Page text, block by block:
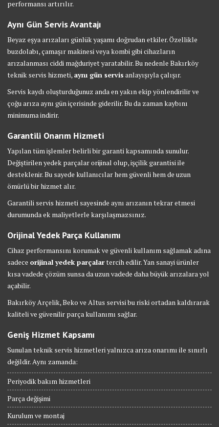
performansı artırılır.
Aynı Gün Servis Avantajı
Beyaz eşya arızaları günlük yaşamı doğrudan etkiler. Özellikle
buzdolabı, çamaşır makinesi veya kombi gibi cihazların
arızalanması ciddi mağduriyet yaratabilir. Bu nedenle Bakırköy
teknik servis hizmeti, aynı gün servis anlayışıyla çalışır.
Servis kaydı oluşturduğunuz anda en yakın ekip yönlendirilir ve
çoğu arıza aynı gün içerisinde giderilir. Bu da zaman kaybını
minimuma indirir.
Garantili Onarım Hizmeti
Yapılan tüm işlemler belirli bir garanti kapsamında sunulur.
Değiştirilen yedek parçalar orijinal olup, işçilik garantisi ile
desteklenir. Bu sayede kullanıcılar hem güvenli hem de uzun
ömürlü bir hizmet alır.
Garantili servis hizmeti sayesinde aynı arızanın tekrar etmesi
durumunda ek maliyetlerle karşılaşmazsınız.
Orijinal Yedek Parça Kullanımı
Cihaz performansını korumak ve güvenli kullanım sağlamak adına
sadece orijinal yedek parçalartercih edilir. Yan sanayi ürünler
kısa vadede çözüm sunsa da uzun vadede daha büyük arızalara yol
açabilir.
Bakırköy Arçelik, Beko ve Altus servisi bu riski ortadan kaldırarak
kaliteli ve güvenilir parça kullanımı sağlar.
Geniş Hizmet Kapsamı
Sunulan teknik servis hizmetleri yalnızca arıza onarımı ile sınırlı
değildir. Aynı zamanda:
Periyodik bakım hizmetleri
Parça değişimi
Kurulum ve montaj